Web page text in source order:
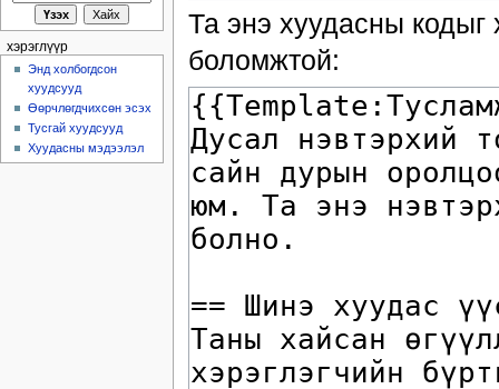
Та энэ хуудасны кодыг
боломжтой:
хэрэглүүр
Энд холбогдсон
хуудсууд
Өөрчлөгдчихсөн эсэх
Тусгай хуудсууд
Хуудасны мэдээлэл